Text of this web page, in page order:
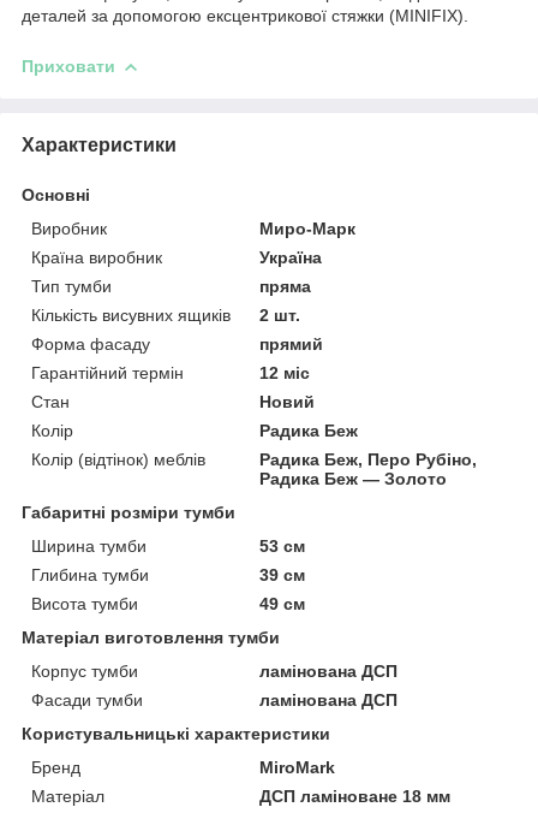
деталей за допомогою ексцентрикової стяжки (MINIFIX).
Приховати
Характеристики
Основні
Виробник
Миро-Марк
Країна виробник
Україна
Тип тумби
пряма
Кількість висувних ящиків
2 шт.
Форма фасаду
прямий
Гарантійний термін
12 міс
Стан
Новий
Колір
Радика Беж
Колір (відтінок) меблів
Радика Беж, Перо Рубіно,
Радика Беж — Золото
Габаритні розміри тумби
Ширина тумби
53 см
Глибина тумби
39 см
Висота тумби
49 см
Матеріал виготовлення тумби
Корпус тумби
ламінована ДСП
Фасади тумби
ламінована ДСП
Користувальницькі характеристики
Бренд
MiroMark
Матеріал
ДСП ламіноване 18 мм